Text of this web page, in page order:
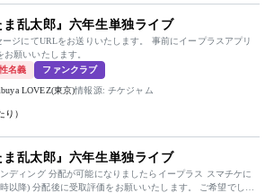
ま乱太郎』六年生単独ライブ
ジにてURLをお送りいたします。 事前にイープラスアプリ
願いいたします。
名義 ファンクラブ
LOVEZ(東京)情報源: チケジャム
り）
ま乱太郎』六年生単独ライブ
ディング 分配が可能になりましたらイープラス スマチケに
以降) 分配後に受取評価をお願いいたします。 ご希望でした